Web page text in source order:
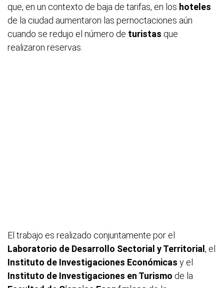
que, en un contexto de baja de tarifas, en los hoteles
de la ciudad aumentaron las pernoctaciones aún
cuando se redujo el número de turistas que
realizaron reservas.
El trabajo es realizado conjuntamente por el
Laboratorio de Desarrollo Sectorial y Territorial , el
Instituto de Investigaciones Económicas y el
Instituto de Investigaciones en Turismo de la